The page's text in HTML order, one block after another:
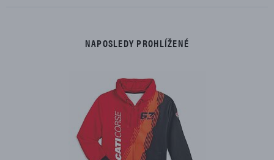
NAPOSLEDY PROHLÍŽENÉ